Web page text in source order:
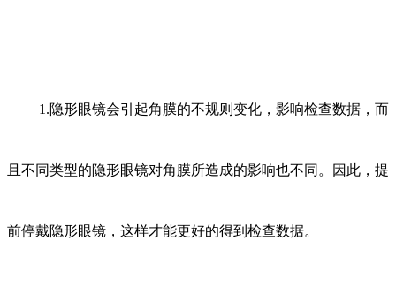
1.隐形眼镜会引起角膜的不规则变化，影响检查数据，而
且不同类型的隐形眼镜对角膜所造成的影响也不同。因此，提
前停戴隐形眼镜，这样才能更好的得到检查数据。